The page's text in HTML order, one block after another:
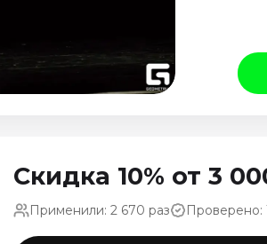
Скидка 10% от 3
Применили: 2 670 раз Проверено: